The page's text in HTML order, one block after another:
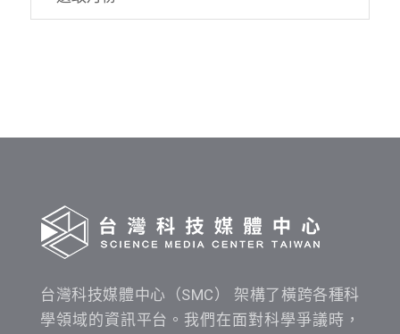
台灣科技媒體中心（SMC） 架構了橫跨各種科
學領域的資訊平台。我們在面對科學爭議時，